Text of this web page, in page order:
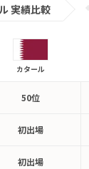
実績比較
カタール
50位
初出場
初出場